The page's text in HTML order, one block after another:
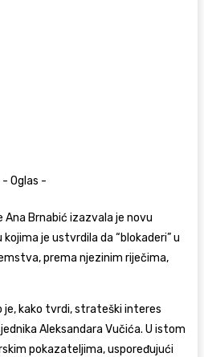
- Oglas -
Ana Brnabić izazvala je novu
je ustvrdila da “blokaderi” u
prema njezinim riječima,
je, kako tvrdi, strateški interes
Aleksandara Vučića. U istom
pokazateljima, uspoređujući